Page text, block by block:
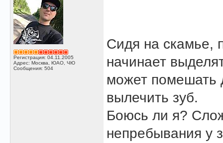
Регистрация: 04.11.2005
Адрес: Москва, ЮАО, ЧЮ
Сообщения: 504
Сидя на скамье,
начинает
может помешать
вылечить зуб.
Боюсь ли я?
непребывания у